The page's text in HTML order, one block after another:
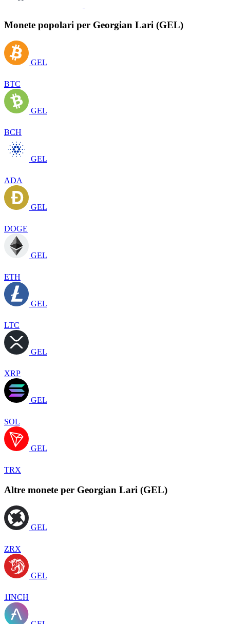
Monete popolari per Georgian Lari (GEL)
GEL
BTC
GEL
BCH
GEL
ADA
GEL
DOGE
GEL
ETH
GEL
LTC
GEL
XRP
GEL
SOL
GEL
TRX
Altre monete per Georgian Lari (GEL)
GEL
ZRX
GEL
1INCH